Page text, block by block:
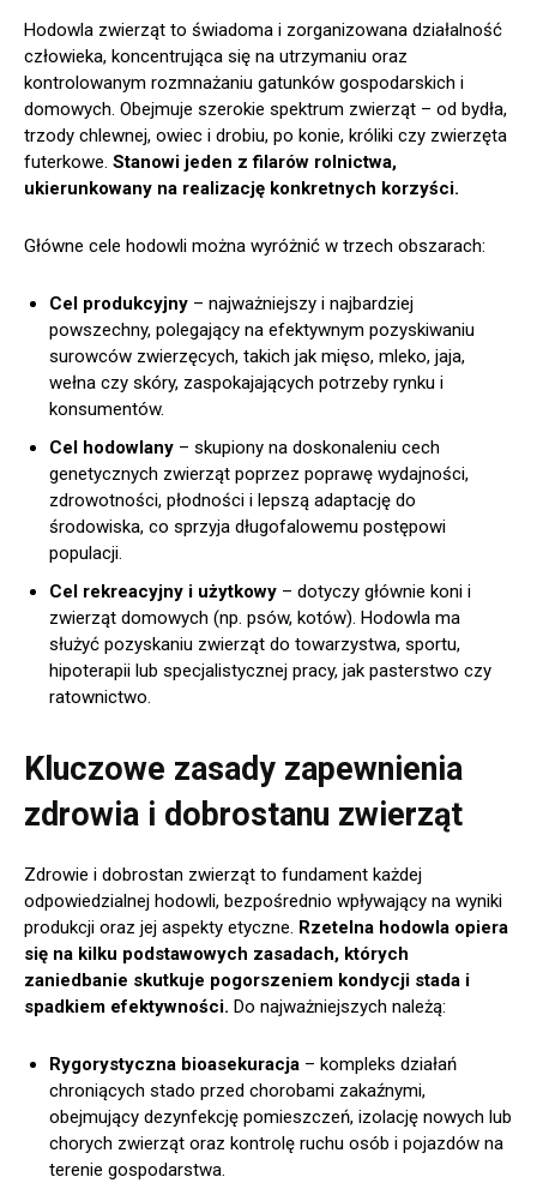
Hodowla zwierząt to świadoma i zorganizowana działalność
człowieka, koncentrująca się na utrzymaniu oraz
kontrolowanym rozmnażaniu gatunków gospodarskich i
domowych. Obejmuje szerokie spektrum zwierząt – od bydła,
trzody chlewnej, owiec i drobiu, po konie, króliki czy zwierzęta
futerkowe. Stanowi jeden z filarów rolnictwa,
ukierunkowany na realizację konkretnych korzyści.
Główne cele hodowli można wyróżnić w trzech obszarach:
Cel produkcyjny – najważniejszy i najbardziej
powszechny, polegający na efektywnym pozyskiwaniu
surowców zwierzęcych, takich jak mięso, mleko, jaja,
wełna czy skóry, zaspokajających potrzeby rynku i
konsumentów.
Cel hodowlany – skupiony na doskonaleniu cech
genetycznych zwierząt poprzez poprawę wydajności,
zdrowotności, płodności i lepszą adaptację do
środowiska, co sprzyja długofalowemu postępowi
populacji.
Cel rekreacyjny i użytkowy – dotyczy głównie koni i
zwierząt domowych (np. psów, kotów). Hodowla ma
służyć pozyskaniu zwierząt do towarzystwa, sportu,
hipoterapii lub specjalistycznej pracy, jak pasterstwo czy
ratownictwo.
Kluczowe zasady zapewnienia
zdrowia i dobrostanu zwierząt
Zdrowie i dobrostan zwierząt to fundament każdej
odpowiedzialnej hodowli, bezpośrednio wpływający na wyniki
produkcji oraz jej aspekty etyczne. Rzetelna hodowla opiera
się na kilku podstawowych zasadach, których
zaniedbanie skutkuje pogorszeniem kondycji stada i
spadkiem efektywności. Do najważniejszych należą:
Rygorystyczna bioasekuracja – kompleks działań
chroniących stado przed chorobami zakaźnymi,
obejmujący dezynfekcję pomieszczeń, izolację nowych lub
chorych zwierząt oraz kontrolę ruchu osób i pojazdów na
terenie gospodarstwa.